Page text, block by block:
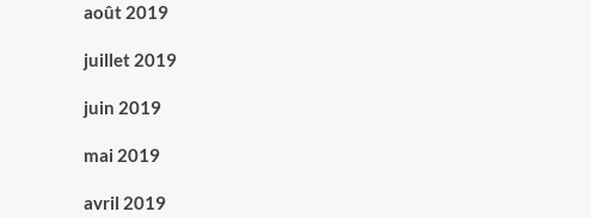
août 2019
juillet 2019
juin 2019
mai 2019
avril 2019